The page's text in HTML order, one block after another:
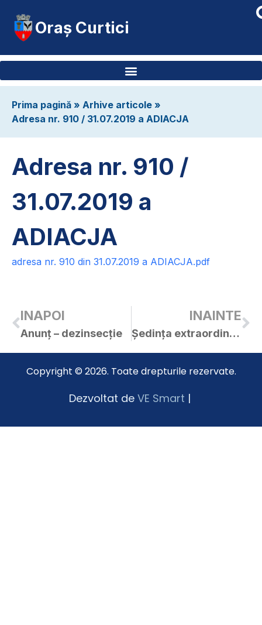
Oraș Curtici
Prima pagină » Arhive articole »
Adresa nr. 910 / 31.07.2019 a ADIACJA
Adresa nr. 910 /
31.07.2019 a
ADIACJA
adresa nr. 910 din 31.07.2019 a ADIACJA.pdf
INAPOI
Anunț – dezinsecție
INAINTE
Ședința extraordinară a C.L. Curtici din 02.08.2019
Copyright © 2026. Toate drepturile rezervate.
Dezvoltat de VE Smart |